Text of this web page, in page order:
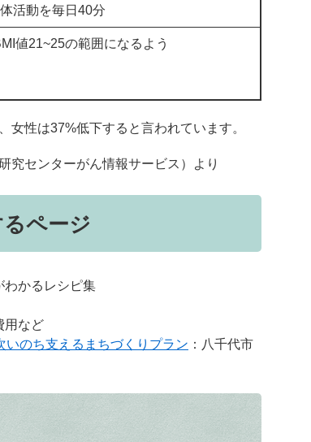
活動を毎日40分
値21~25の範囲になるよう
女性は37%低下すると言われています。
究センターがん情報サービス）より
ページ
わかるレシピ集
用など
いのち支えるまちづくりプラン ：八千代市